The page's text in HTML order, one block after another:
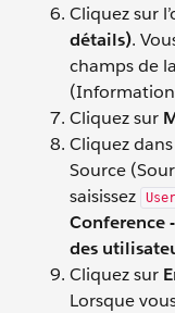
Cliquez sur
détails).
champs de
Cliquez sur
Cliquez
Source
saisissez
User
Conference
des
Cliquez sur
Lorsque